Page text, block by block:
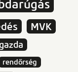
MVK
rendőrség